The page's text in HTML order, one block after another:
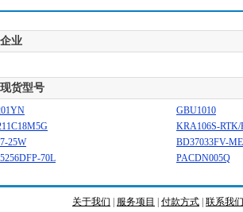
业
货型号
GBU1010
KRA106S-RTK/
25W
BD37033FV-
70L
PACDN005Q
关于我们 服务项目 付款方式 联系我们